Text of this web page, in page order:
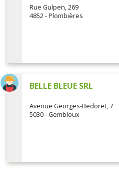
Rue Gulpen, 269
4852 - Plombières
BELLE BLEUE SRL
Avenue Georges-Bedoret, 7
5030 - Gembloux